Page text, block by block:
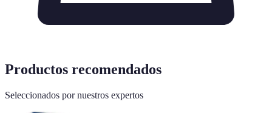
Productos recomendados
Seleccionados por nuestros expertos